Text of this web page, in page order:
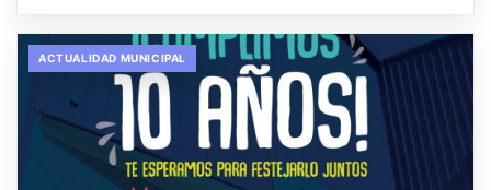
ACTUALIDAD MUNICIPAL